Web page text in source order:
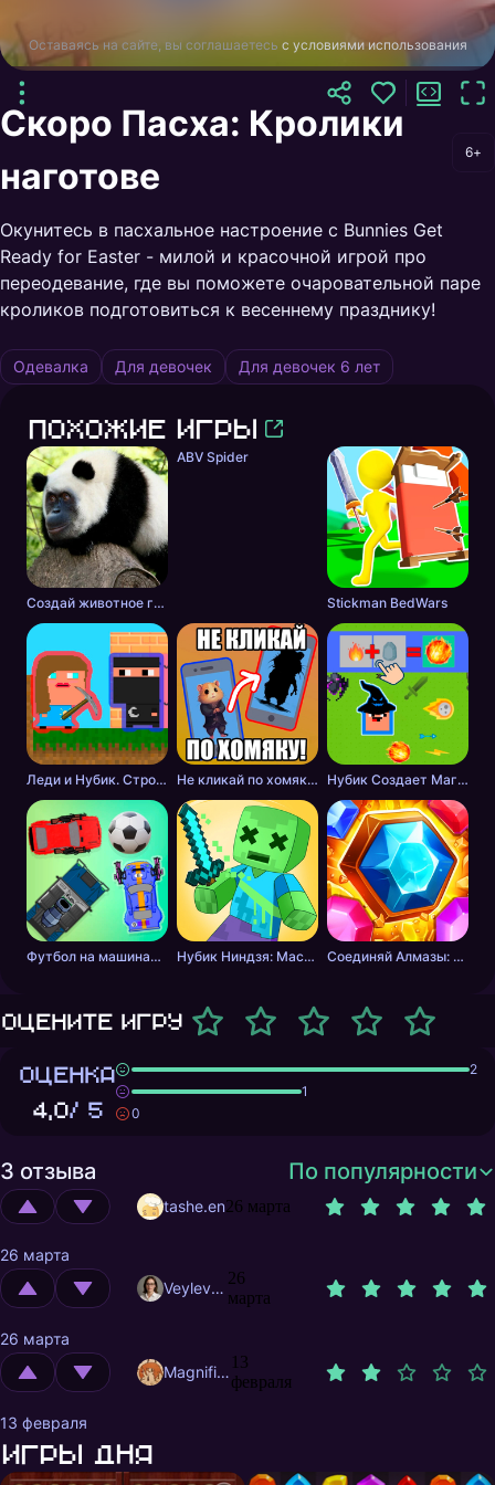
Оставаясь на сайте, вы соглашаетесь с условиями использования
Скоро Пасха: Кролики
наготове
6+
Окунитесь в пасхальное настроение с Bunnies Get
Ready for Easter - милой и красочной игрой про
переодевание, где вы поможете очаровательной паре
кроликов подготовиться к весеннему празднику!
Одевалка Для девочек Для девочек 6 лет
Похожие игры
Создай животное головоломка
ABV Spider
Stickman BedWars
Леди и Нубик. Строить и копать Не кликай по хомяку! Нубик Создает Магию
Футбол на машинах с оружием Нубик Ниндзя: Мастер Меча Соединяй Алмазы: Дойди до 10
Оцените игру
ОЦЕНКА
4,0/ 5
2
1
0
3 отзыва По популярности
tashe.en26 марта
26 марта
Veylevas
26
марта
26 марта
MagnificentMrFox
13
февраля
13 февраля
Игры дня